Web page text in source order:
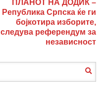
ПЛАНОТ НА ДОДИК –
Република Српска ќе ги
бојкотира изборите,
следува референдум за
независност